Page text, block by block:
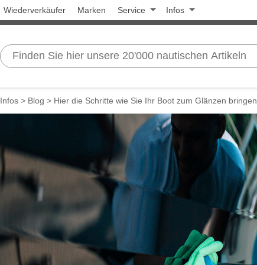
Wiederverkäufer Marken Service Infos
Infos > Blog > Hier die Schritte wie Sie Ihr Boot zum Glänzen bringen